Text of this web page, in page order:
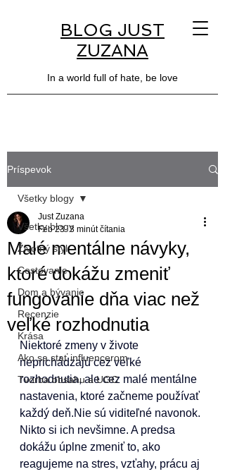
BLOG JUST
ZUZANA
In a world full of hate, be love
Príspevok
Všetky blogy
Životný štýl
Cestovanie
Dom a bývanie
Recenzie
Krása
Ako sa stať influencerom
Tvorba obsahu a UGC
Všetky blogy
Malé mentálne návyky,
ktoré dokážu zmeniť
fungovanie dňa viac než
veľké rozhodnutia
Just Zuzana
Feb 23 3 minút čítania
Niektoré zmeny v živote
neprichádzajú cez veľké
rozhodnutia, ale cez malé mentálne
nastavenia, ktoré začneme používať
každý deň.Nie sú viditeľné navonok.
Nikto si ich nevšimne. A predsa
dokážu úplne zmeniť to, ako
reagujeme na stres, vzťahy, prácu aj